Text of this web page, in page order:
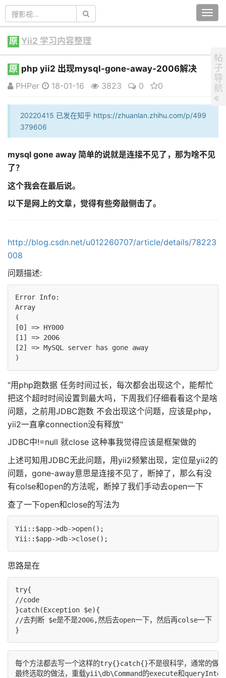
原 Yii2 学习内容整理
原 php yii2 出现mysql-gone-away-2006解决
PHPer
18-01-16 3823 0 0
20220415 已发在知乎 https://zhuanlan.zhihu.com/p/499
379606
mysql gone away 简单的说就是连接不见了，那为啥不见
了？
这个我会在最后说。
以下是网上的文章，觉得有些旁敲侧击了。
http://blog.csdn.net/u012260707/article/details/78223
008
问题描述:
Error Info:
Array
(
[0] => HY000
[1] => 2006
[2] => MySQL server has gone away
"用php跑数据 任务时间过长，每次都会出现这个，能帮忙
把这个超时时间设置到最大吗，下周我们仔细看看这个是啥
问题，之前用JDBC跑数 不会出现这个问题，应该是php，
yii2一直拿connection没有释放"
JDBC中!=null 就close 这种事我觉得应该是框架做的
上述可知用JDBC无此问题，用yii2频繁出现，定位是yii2的
问题，gone-away意思是连接不见了，断掉了，那么有没
有colse和open的方法呢，断掉了我们手动去open一下
查了一下open和close的写法为
Yii::$app->db->open();
思路是在
try{
//code
}catch(Exception $e){
//去判断 $e是不是2006,然后去open一下，然后再colse一下
每个方法都去写一个这样的try{}catch{}不是很科学，通常的做
最终选取的做法，重载yii\db\Command的execute和
帖
子
导
航